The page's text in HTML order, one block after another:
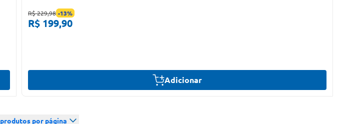
R$ 229,98 -13%
R$ 199,90
Adicionar
produtos por página